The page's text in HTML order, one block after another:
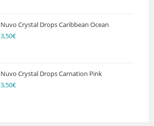
Nuvo Crystal Drops Caribbean Ocean
3,50€
Nuvo Crystal Drops Carnation Pink
3,50€